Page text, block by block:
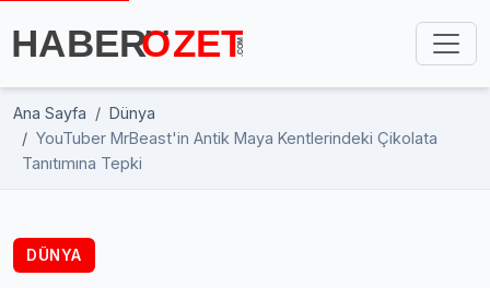
Ana Sayfa
Dünya
YouTuber MrBeast'in Antik Maya Kentlerindeki Çikolata
Tanıtımına Tepki
DÜNYA